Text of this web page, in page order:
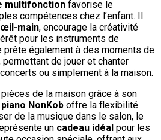
multifonction favorise le
compétences chez l’enfant. Il
main, encourage la créativité
pour les instruments de
prête également à des moments de
permettant de jouer et chanter
ou simplement à la maison.
de la maison grâce à son
piano NonKob offre la flexibilité
de la musique dans le salon, le
un cadeau idéal pour les